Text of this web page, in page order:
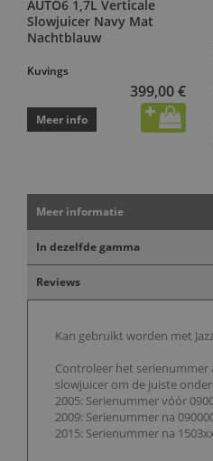
AUTO6 1,7L Verticale
Slowjuicer Navy Mat
Nachtblauw
Kuvings
399,00 €
Meer info
Meer informatie
In dezelfde gamma
Reviews
Kan gebruikt worden met
Controleer het serienummer
slowjuicer om de juiste
2005: Serienummer vóór
2009: Serienummer na
2015: Serienummer na